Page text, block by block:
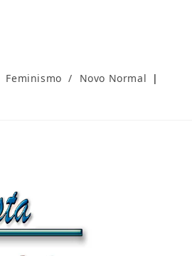
Feminismo /
Novo Normal